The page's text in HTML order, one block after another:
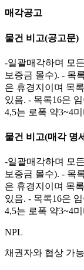
매각공고
물건 비고(공고문)
-일괄매각하며 모
보증금 몰수). - 목
은 휴경지이며 목
있음. - 목록16은
4,5는 로폭 약3~4
물건 비고(매각 명
-일괄매각하며 모
보증금 몰수). - 목
은 휴경지이며 목
있음. - 목록16은
4,5는 로폭 약3~4
NPL
채권자와 협상 가